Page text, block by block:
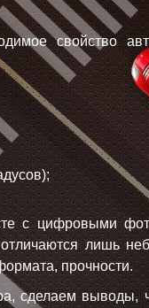
свойство
с цифровыми
лишь
прочности.
, сделаем выводы,